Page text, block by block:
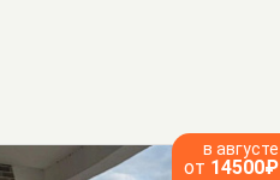
в августе
от 14500₽